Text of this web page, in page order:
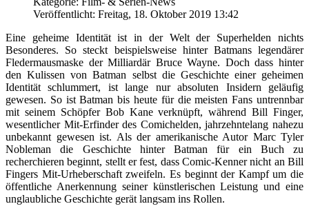
Veröffentlicht: Freitag, 18. Oktober 2019 13:42
Eine geheime Identität ist in der Welt der Superhelden nichts
Besonderes. So steckt beispielsweise hinter Batmans legendärer
Fledermausmaske der Milliardär Bruce Wayne. Doch dass hinter
den Kulissen von Batman selbst die Geschichte einer geheimen
Identität schlummert, ist lange nur absoluten Insidern geläufig
gewesen. So ist Batman bis heute für die meisten Fans untrennbar
mit seinem Schöpfer Bob Kane verknüpft, während Bill Finger,
wesentlicher Mit-Erfinder des Comichelden, jahrzehntelang nahezu
unbekannt gewesen ist. Als der amerikanische Autor Marc Tyler
Nobleman die Geschichte hinter Batman für ein Buch zu
recherchieren beginnt, stellt er fest, dass Comic-Kenner nicht an Bill
Fingers Mit-Urheberschaft zweifeln. Es beginnt der Kampf um die
öffentliche Anerkennung seiner künstlerischen Leistung und eine
unglaubliche Geschichte gerät langsam ins Rollen.